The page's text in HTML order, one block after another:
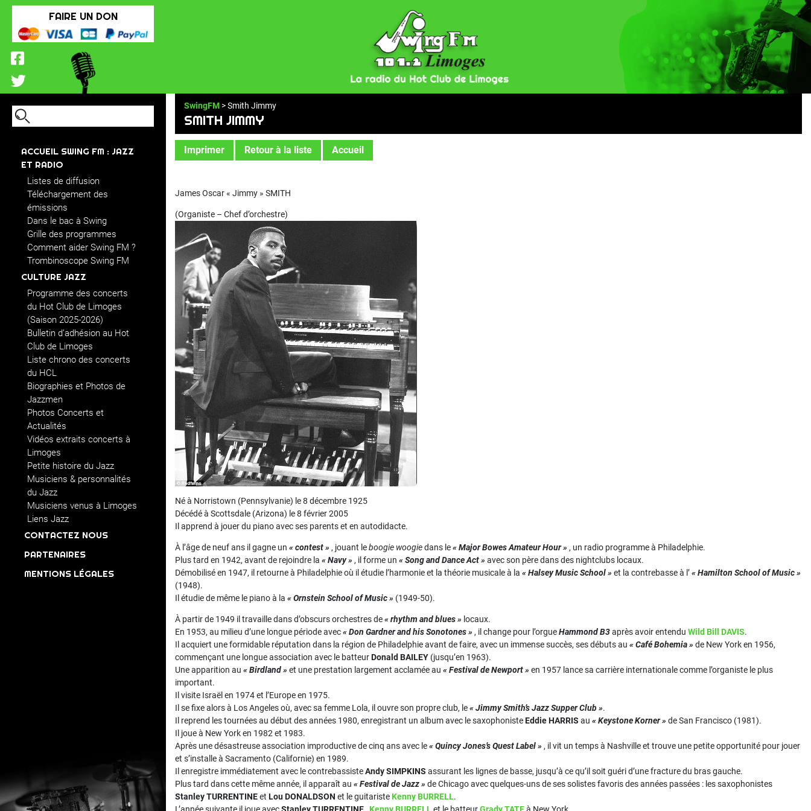
FAIRE UN DON
ACCUEIL SWING FM : JAZZ
ET RADIO
Listes de diffusion
Téléchargement des
émissions
Dans le bac à Swing
Grille des programmes
Comment aider Swing FM ?
Trombinoscope Swing FM
CULTURE JAZZ
Programme des concerts
du Hot Club de Limoges
(Saison 2025-2026)
Bulletin d’adhésion au Hot
Club de Limoges
Liste chrono des concerts
du HCL
Biographies et Photos de
Jazzmen
Photos Concerts et
Actualités
Vidéos extraits concerts à
Limoges
Petite histoire du Jazz
Musiciens & personnalités
du Jazz
Musiciens venus à Limoges
Liens Jazz
CONTACTEZ NOUS
PARTENAIRES
MENTIONS LÉGALES
SwingFM > Smith Jimmy
SMITH JIMMY
Imprimer Retour à la liste Accueil
James Oscar « Jimmy » SMITH
(Organiste – Chef d’orchestre)
Né à Norristown (Pennsylvanie) le 8 décembre 1925
Décédé à Scottsdale (Arizona) le 8 février 2005
Il apprend à jouer du piano avec ses parents et en autodidacte.
À l’âge de neuf ans il gagne un « contest » , jouant leboogie woogiedans le« Major Bowes Amateur Hour » , un radio programme à Philadelphie.
Plus tard en 1942, avant de rejoindre la « Navy » , il forme un « Song and Dance Act » avec son père dans des nightclubs locaux.
Démobilisé en 1947, il retourne à Philadelphie où il étudie l’harmonie et la théorie musicale à la « Halsey Music School » et la contrebasse à l’« Hamilton School of Music »
(1948).
Il étudie de même le piano à la « Ornstein School of Music » (1949-50).
À partir de 1949 il travaille dans d’obscurs orchestres de« rhythm and blues » locaux.
En 1953, au milieu d’une longue période avec« Don Gardner and his Sonotones » , il change pour l’orgueHammond B3après avoir entendu Wild Bill DAVIS.
Il acquiert une formidable réputation dans la région de Philadelphie avant de faire, avec un immense succès, ses débuts au « Café Bohemia » de New York en 1956,
commençant une longue association avec le batteurDonald BAILEY (jusqu’en 1963).
Une apparition au « Birdland » et une prestation largement acclamée au « Festival de Newport » en 1957 lance sa carrière internationale comme l’organiste le plus
important.
Il visite Israël en 1974 et l’Europe en 1975.
Il se fixe alors à Los Angeles où, avec sa femme Lola, il ouvre son propre club, le« Jimmy Smith’s Jazz Supper Club ».
Il reprend les tournées au début des années 1980, enregistrant un album avec le saxophonisteEddie HARRIS au « Keystone Korner » de San Francisco (1981).
Il joue à New York en 1982 et 1983.
Après une désastreuse association improductive de cinq ans avec le« Quincy Jones’s Quest Label » , il vit un temps à Nashville et trouve une petite opportunité pour jouer
et s’installe à Sacramento (Californie) en 1989.
Il enregistre immédiatement avec le contrebassisteAndy SIMPKINS assurant les lignes de basse, jusqu’à ce qu’il soit guéri d’une fracture du bras gauche.
Plus tard dans cette même année, il apparaît au « Festival de Jazz » de Chicago avec quelques-uns de ses solistes favoris des années passées : les saxophonistes
Stanley TURRENTINEet Lou DONALDSON et le guitariste Kenny BURRELL.